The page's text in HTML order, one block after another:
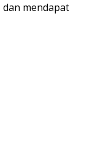
mendapat